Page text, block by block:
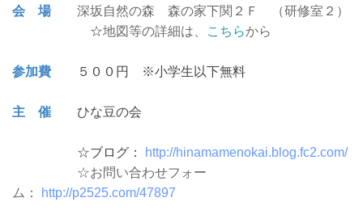
会 場
深坂自然の森 森の家下関２Ｆ （研修室２）
☆地図等の詳細は、 こちらから
参加費 ５００円 ※小学生以下無料
主 催 ひな豆の会
☆ブログ：
http://hinamamenokai.blog.fc2.com/
☆お問い合わせフォー
ム：
http://p2525.com/47897